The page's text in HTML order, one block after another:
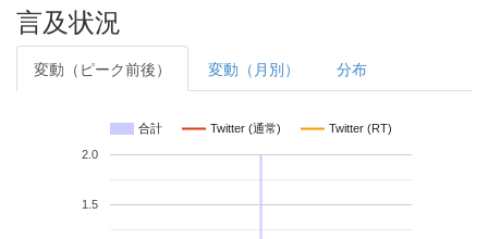
言及状況
変動（ピーク前後） 変動（月別） 分布
合計 Twitter (通常) Twitter (RT)
1.5
2.0